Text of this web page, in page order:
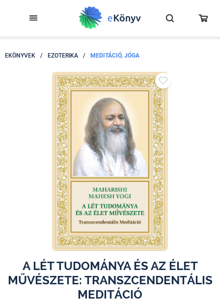
EKÖNYVEK / EZOTERIKA / MEDITÁCIÓ, JÓGA
A LÉT TUDOMÁNYA ÉS AZ ÉLET
MŰVÉSZETE: TRANSZCENDENTÁLIS
MEDITÁCIÓ